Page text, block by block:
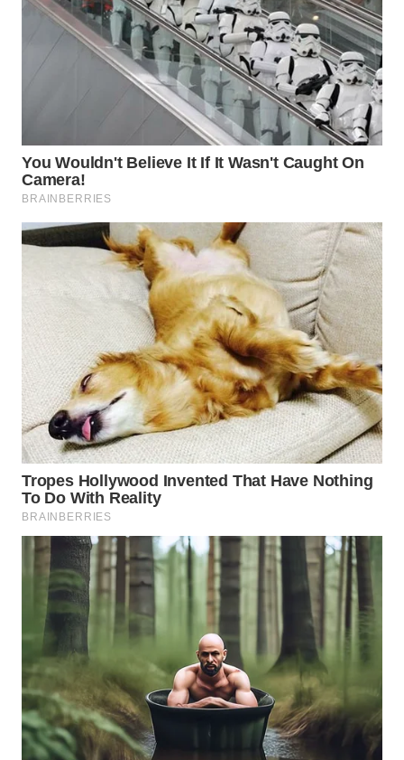
SAMOSIR
WN
SUMEDANG
CIANJUR
KEPULAUAN
SERIBU
WN
TANGERANG
WN
BINJAI
WN
CIREBON
WN
INDRAMAYU
KUNINGAN
WN
MAJALENGKA